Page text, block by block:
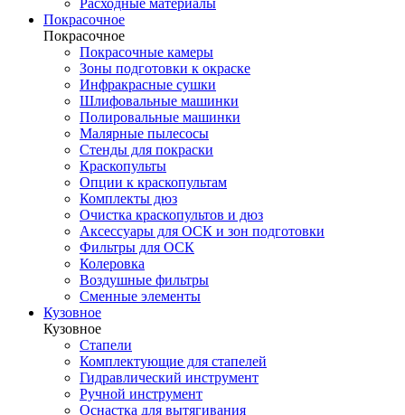
Расходные материалы
Покрасочное
Покрасочное
Покрасочные камеры
Зоны подготовки к окраске
Инфракрасные сушки
Шлифовальные машинки
Полировальные машинки
Малярные пылесосы
Стенды для покраски
Краскопульты
Опции к краскопультам
Комплекты дюз
Очистка краскопультов и дюз
Аксессуары для ОСК и зон подготовки
Фильтры для ОСК
Колеровка
Воздушные фильтры
Сменные элементы
Кузовное
Кузовное
Стапели
Комплектующие для стапелей
Гидравлический инструмент
Ручной инструмент
Оснастка для вытягивания